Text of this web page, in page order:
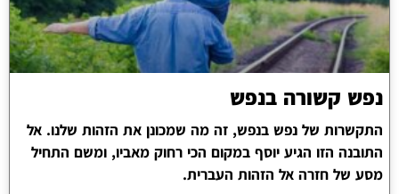
נפש קשורה בנפש
התקשרות של נפש בנפש, זה מה שמכונן את הזהות שלנו. אל
התובנה הזו הגיע יוסף במקום הכי רחוק מאביו, ומשם התחיל
מסע של חזרה אל הזהות העברית.